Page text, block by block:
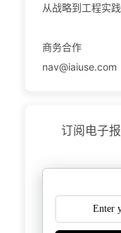
从战略到工程实践
商务合作
nav@iaiuse.com
订阅电子报